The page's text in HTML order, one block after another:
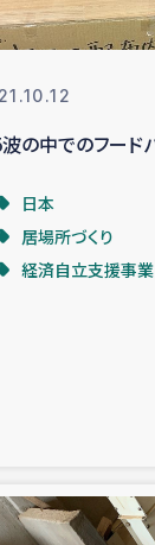
支援
援
の中でのフード
日本
居場所づくり
経済自立支援事業